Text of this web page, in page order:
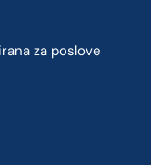
za poslove